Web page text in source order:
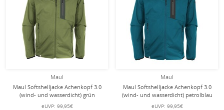
Maul
Maul Softshelljacke Achenkopf 3.0
(wind- und wasserdicht) grün
Herren
eUVP: 99,95€
Maul
Maul Softshelljacke Achenkopf 3.0
(wind- und wasserdicht) petrolblau
Herren
eUVP: 99,95€